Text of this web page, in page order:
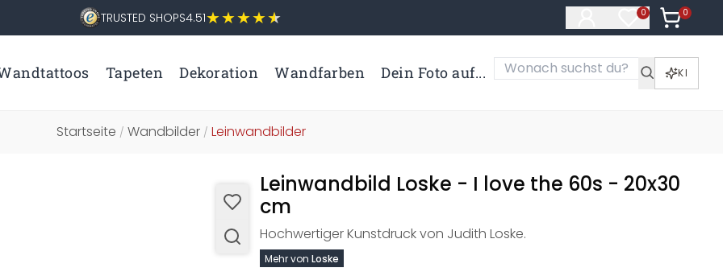
TRUSTED SHOPS4.51 0
Artikel im
0
Artikel
Tapeten Dekoration Wandfarben Dein Foto auf... KI
Startseite / Wandbilder/ Leinwandbilder
Leinwandbild Loske - I love the 60s - 20x30
cm
Hochwertiger Kunstdruck von Judith Loske.
Mehr von Loske